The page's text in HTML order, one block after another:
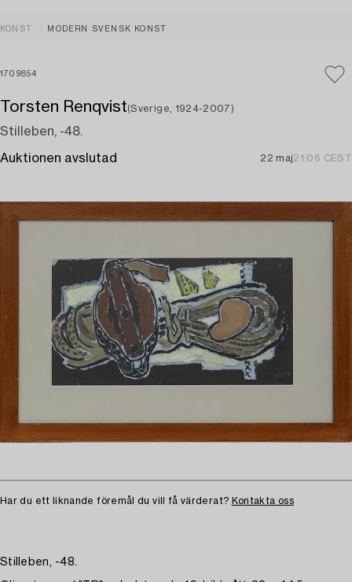
KONST MODERN SVENSK KONST
1709854
Torsten Renqvist(Sverige, 1924-2007)
Stilleben, -48.
Auktionen avslutad 22 maj21:06 CEST
Har du ett liknande föremål du vill få värderat? Kontakta oss
Stilleben, -48.